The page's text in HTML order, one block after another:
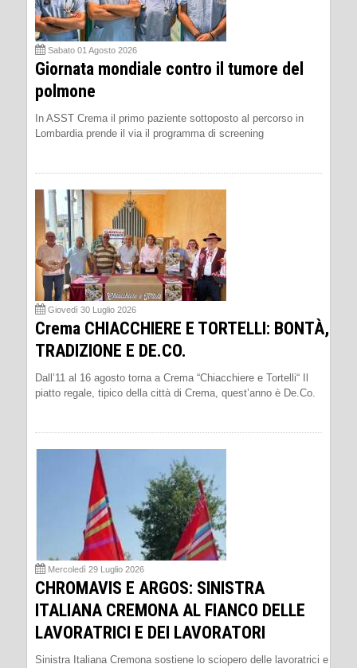
Sabato 01 Agosto 2026
Giornata mondiale contro il tumore del
polmone
In ASST Crema il primo paziente sottoposto al percorso in
Lombardia prende il via il programma di screening
Giovedì 30 Luglio 2026
Crema CHIACCHIERE E TORTELLI: BONTÀ,
TRADIZIONE E DE.CO.
Dall’11 al 16 agosto torna a Crema “Chiacchiere e Tortelli“ Il
piatto regale, tipico della città di Crema, quest’anno è De.Co.
Mercoledì 29 Luglio 2026
CHROMAVIS E ARGOS: SINISTRA
ITALIANA CREMONA AL FIANCO DELLE
LAVORATRICI E DEI LAVORATORI
Sinistra Italiana Cremona sostiene lo sciopero delle lavoratrici e